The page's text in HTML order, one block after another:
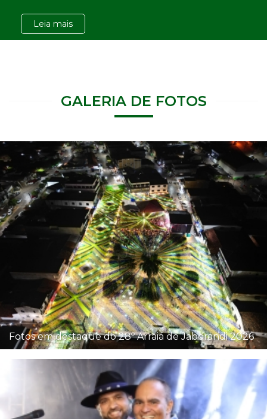
Leia mais
GALERIA DE FOTOS
Fotos em destaque do 28º Arraiá de Jaborandi 2026